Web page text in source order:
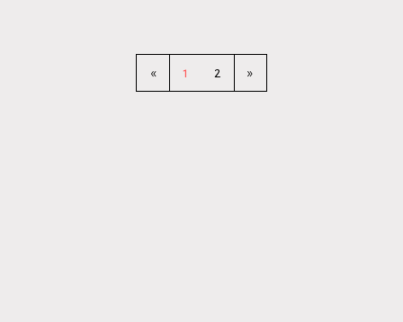
« 1 2 »